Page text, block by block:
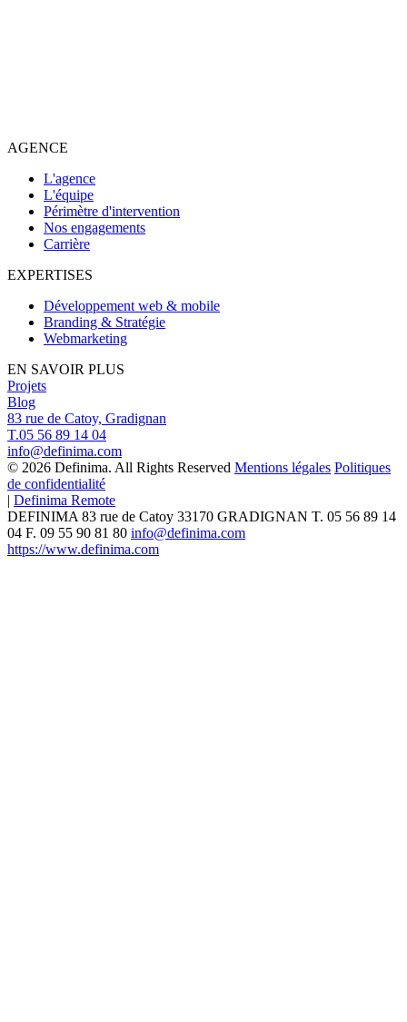
AGENCE
L'agence
L'équipe
Périmètre d'intervention
Nos engagements
Carrière
EXPERTISES
Développement web & mobile
Branding & Stratégie
Webmarketing
EN SAVOIR PLUS
Projets
Blog
83 rue de Catoy, Gradignan
T.05 56 89 14 04
info@definima.com
© 2026 Definima. All Rights Reserved Mentions légales Politiques
de confidentialité
| Definima Remote
DEFINIMA 83 rue de Catoy 33170 GRADIGNAN T. 05 56 89 14
04 F. 09 55 90 81 80 info@definima.com
https://www.definima.com